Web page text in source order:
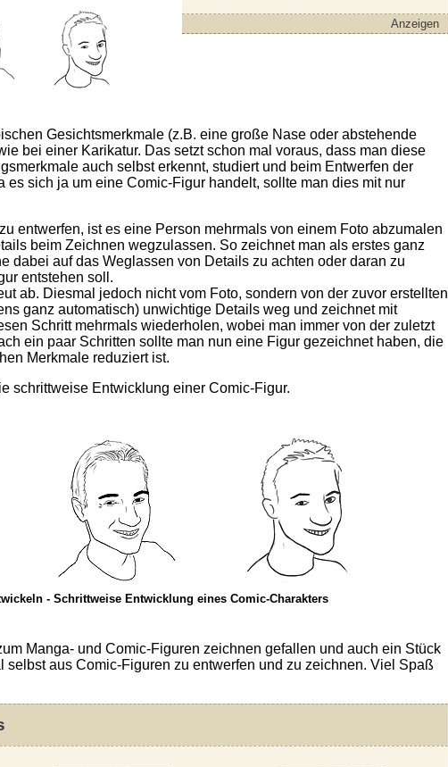
Anzeigen
Gesichtsmerkmale (z.B. eine große Nase oder abstehende
bei einer Karikatur. Das setzt schon mal voraus, dass man diese
auch selbst erkennt, studiert und beim Entwerfen der
es sich ja um eine Comic-Figur handelt, sollte man dies mit nur
entwerfen, ist es eine Person mehrmals von einem Foto abzumalen
beim Zeichnen wegzulassen. So zeichnet man als erstes ganz
dabei auf das Weglassen von Details zu achten oder daran zu
entstehen soll.
ab. Diesmal jedoch nicht vom Foto, sondern von der zuvor erstellten
ganz automatisch) unwichtige Details weg und zeichnet mit
Schritt mehrmals wiederholen, wobei man immer von der zuletzt
ein paar Schritten sollte man nun eine Figur gezeichnet haben, die
Merkmale reduziert ist.
schrittweise Entwicklung einer Comic-Figur.
- Schrittweise Entwicklung eines Comic-Charakters
Manga- und Comic-Figuren zeichnen gefallen und auch ein Stück
selbst aus Comic-Figuren zu entwerfen und zu zeichnen. Viel Spaß